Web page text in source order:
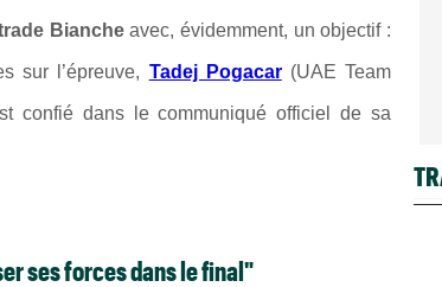
Biancheavec, évidemment, un objectif :
sur l’épreuve, Tadej Pogacar(UAE Team
confié dans le communiqué officiel de sa
ses forces dans le final"